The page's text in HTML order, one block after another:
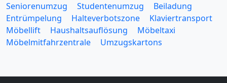
Seniorenumzug
Studentenumzug
Beiladung
Entrümpelung
Halteverbotszone
Klaviertransport
Möbellift
Haushaltsauflösung
Möbeltaxi
Möbelmitfahrzentrale
Umzugskartons